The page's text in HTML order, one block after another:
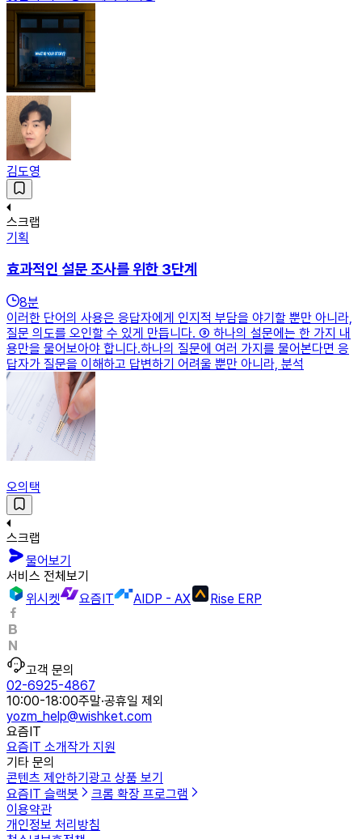
김도영
스크랩
기획
효과적인 설문 조사를 위한 3단계
8분
이러한 단어의 사용은 응답자에게 인지적 부담을 야기할 뿐만 아니라,
질문 의도를 오인할 수 있게 만듭니다. ③ 하나의 설문에는 한 가지 내
용만을 물어보아야 합니다.하나의 질문에 여러 가지를 물어본다면 응
답자가 질문을 이해하고 답변하기 어려울 뿐만 아니라, 분석
오의택
스크랩
물어보기
서비스 전체보기
위시켓
요즘IT AIDP - AX Rise ERP
고객 문의
02-6925-4867
10:00-18:00주말·공휴일 제외
yozm_help@wishket.com
요즘IT
요즘IT 소개작가 지원
기타 문의
콘텐츠 제안하기 광고 상품 보기
요즘IT 슬랙봇
크롬 확장 프로그램
이용약관
개인정보 처리방침